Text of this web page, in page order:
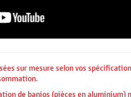
sur mesure selon vos